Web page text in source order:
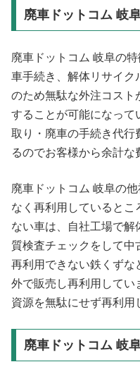
廃車ドットコム 岐
廃車ドットコム 岐阜の
車手続き、解体リサイク
のため無駄な外注コスト
することが可能になって
取り・廃車の手続き代行
るのでお客様から余計な
廃車ドットコム 岐阜の
なく再利用しているとこ
ない車は、自社工場で解
質検査チェックをして中
再利用できない鉄くずな
外で販売し再利用してい
資源を無駄にせず再利用
廃車ドットコム 岐